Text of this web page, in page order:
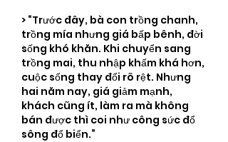
> “Trước đây, bà con trồng chanh,
trồng mía nhưng giá bấp bênh, đời
sống khó khăn. Khi chuyển sang
trồng mai, thu nhập khấm khá hơn,
cuộc sống thay đổi rõ rệt. Nhưng
hai năm nay, giá giảm mạnh,
khách cũng ít, làm ra mà không
bán được thì coi như công sức đổ
sông đổ biển.”